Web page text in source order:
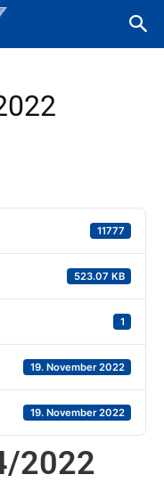
11777
523.07 KB
1
19. November 2022
19. November 2022
2022